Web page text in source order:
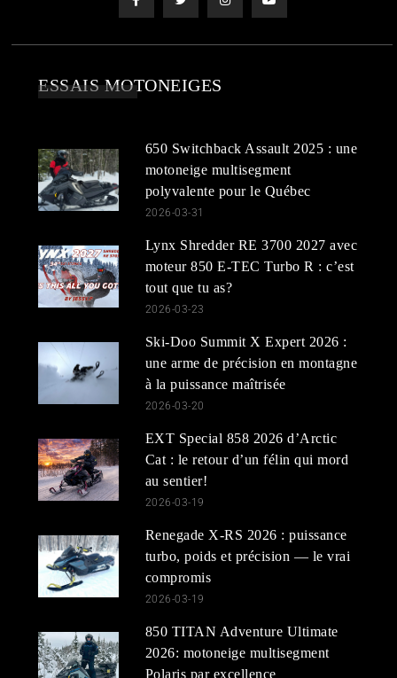
ESSAIS MOTONEIGES
650 Switchback Assault 2025 : une
motoneige multisegment
polyvalente pour le Québec
2026-03-31
Lynx Shredder RE 3700 2027 avec
moteur 850 E-TEC Turbo R : c’est
tout que tu as?
2026-03-23
Ski-Doo Summit X Expert 2026 :
une arme de précision en montagne
à la puissance maîtrisée
2026-03-20
EXT Special 858 2026 d’Arctic
Cat : le retour d’un félin qui mord
au sentier!
2026-03-19
Renegade X-RS 2026 : puissance
turbo, poids et précision — le vrai
compromis
2026-03-19
850 TITAN Adventure Ultimate
2026: motoneige multisegment
Polaris par excellence